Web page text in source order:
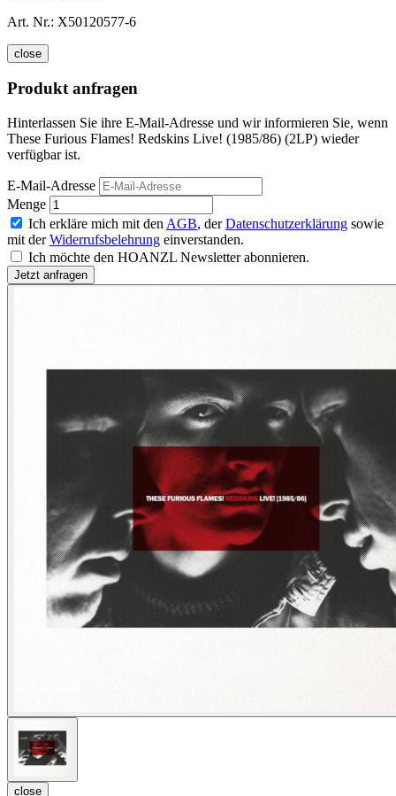
Art. Nr.: X50120577-6
close
Produkt anfragen
Hinterlassen Sie ihre E-Mail-Adresse und wir informieren Sie, wenn
These Furious Flames! Redskins Live! (1985/86) (2LP) wieder
verfügbar ist.
E-Mail-Adresse
Menge
Ich erkläre mich mit den AGB, derDatenschutzerklärung sowie
mit derWiderrufsbelehrung einverstanden.
Ich möchte den HOANZL Newsletter abonnieren.
close